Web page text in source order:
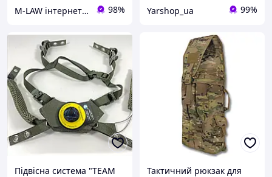
M-LAW інтернет-магазин M-LAW.COM.UA 98% Yarshop_ua 99%
Підвісна система "TEAM
Тактичний рюкзак для